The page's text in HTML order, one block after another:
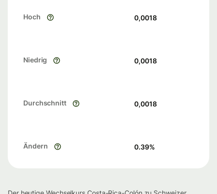
Hoch 0,0018
Niedrig 0,0018
Durchschnitt 0,0018
Ändern 0.39%